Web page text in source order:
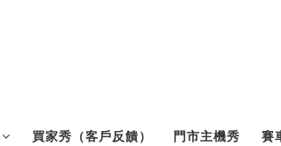
買家秀（客戶反饋） 門市主機秀 賽